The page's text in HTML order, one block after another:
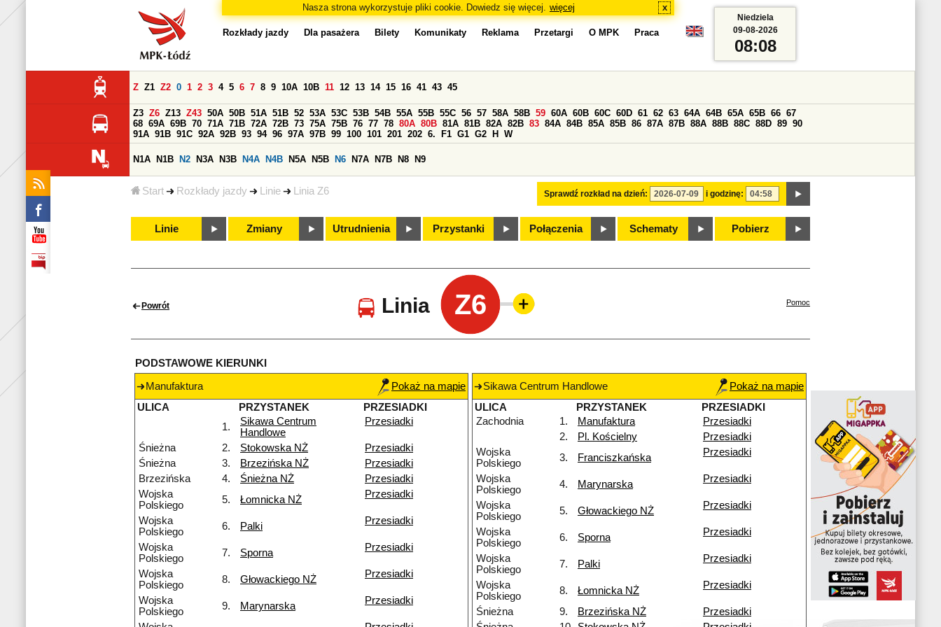
Nasza strona wykorzystuje pliki cookie. Dowiedz się więcej. więcej x
Start Rozkłady jazdy Linie Linia Z6
Rozkłady jazdy Dla pasażera Bilety Komunikaty Reklama Przetargi O MPK Praca
Sprawdź rozkład na dzień: i godzinę:
Z Z1 Z2 0 1 2 3 4 5 6 7 8 9 10A 10B 11 12 13 14 15 16 41 43 45
Z3 Z6 Z13 Z43 50A 50B 51A 51B 52 53A 53C 53B 54B 55A 55B 55C 56 57 58A 58B 59 60A 60B 60C 60D 61 62 63 64A 64B 65A 65B 66 67
68 69A 69B 70 71A 71B 72A 72B 73 75A 75B 76 77 78 80A 80B 81A 81B 82A 82B 83 84A 84B 85A 85B 86 87A 87B 88A 88B 88C 88D 89 90
91A 91B 91C 92A 92B 93 94 96 97A 97B 99 100 101 201 202 6. F1 G1 G2 H W
N1A N1B N2 N3A N3B N4A N4B N5A N5B N6 N7A N7B N8 N9
Linie Zmiany Utrudnienia Przystanki Połączenia Schematy Pobierz
Niedziela
09-08-2026
08:08
Powrót Linia Z6 Pomoc
PODSTAWOWE KIERUNKI
Manufaktura
Pokaż na mapie
ULICA
PRZYSTANEK
PRZESIADKI
1.
Sikawa Centrum
Handlowe
Przesiadki
Śnieżna 2. Stokowska NŻ
Przesiadki
Śnieżna
3. Brzezińska NŻ
Przesiadki
Brzezińska
4. Śnieżna NŻ
Przesiadki
Wojska
Polskiego
5. Łomnicka NŻ Przesiadki
Wojska
Polskiego
6. Palki Przesiadki
Wojska
Polskiego
7. Sporna Przesiadki
Wojska
Polskiego
8. Głowackiego NŻ Przesiadki
Wojska
Polskiego
9. Marynarska Przesiadki
Sikawa Centrum Handlowe
Pokaż na mapie
ULICA
PRZYSTANEK
PRZESIADKI
Zachodnia
1. Manufaktura
Przesiadki
2.
Pl. Kościelny
Przesiadki
Wojska
Polskiego
3. Franciszkańska Przesiadki
Wojska
Polskiego
4. Marynarska Przesiadki
Wojska
Polskiego
5. Głowackiego NŻ Przesiadki
Wojska
Polskiego
6. Sporna Przesiadki
Wojska
Polskiego
7. Palki Przesiadki
Wojska
Polskiego
8. Łomnicka NŻ Przesiadki
Śnieżna 9. Brzezińska NŻ
Przesiadki